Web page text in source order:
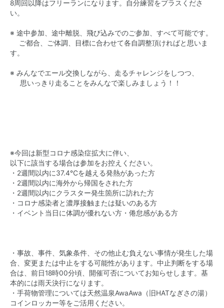
8周回以降はフリーランになります。自分練習をプラスくださ
い。
※ 途中参加、途中離脱、飛び込みでのご参加、すべて可能です。
ご都合、ご体調、目標に合わせて各自調整頂ければと思いま
す。
※ みんなでエール交換しながら、走るチャレンジをしつつ、
思いっきり走ることをみんなで楽しみましょう！！
※今回は新型コロナ感染症拡大に伴い、
以下に該当する場合は参加をお控えください。
・2週間以内に37.4℃を越える発熱があった方
・2週間以内に海外から帰国をされた方
・2週間以内にクラスター発生箇所に訪れた方
・コロナ感染者と濃厚接触または疑いのある方
・イベント当日に体調が優れない方・倦怠感がある方
・事故、事件、気象条件、その他止む負えない事情が発生した場
合、変更または中止をする可能性があります。中止判断をする場
合は、前日18時00分頃、開催可否についてお知らせします。基
本的には雨天決行になります。
・手荷物管理については天然温泉AwaAwa（旧HATなぎさの湯）
コインロッカー等をご活用ください。